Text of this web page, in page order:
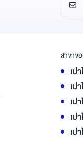
สาขาขอ
เป
เป
เป
เป
เป